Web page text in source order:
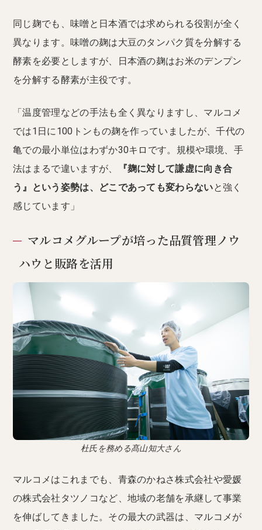
同じ麹でも、味噌と日本酒では求められる役割が全く
異なります。味噌の麹は大豆のタンパク質を分解する
酵素を必要としますが、日本酒の麹はお米のデンプン
を分解する酵素が主役です。
「温度管理などの手法も全く異なりますし、マルコメ
では1日に100トンもの麹を作っていましたが、千代の
亀での最小単位はわずか30キロです。規模や環境、手
法はまるで違いますが、
『麹に対して謙虚に向き合
う』という姿勢は、どこであっても変わらないと強く
感じています」
マルコメグループが培った品質管理ノウ
ハウと販路を活用
杜氏を務める髙山知大さん
マルコメはこれまでも、青森のかねさ株式会社や愛媛
の株式会社タツノコなど、地域の老舗を承継して事業
を伸ばしてきました。その最大の武器は、マルコメが